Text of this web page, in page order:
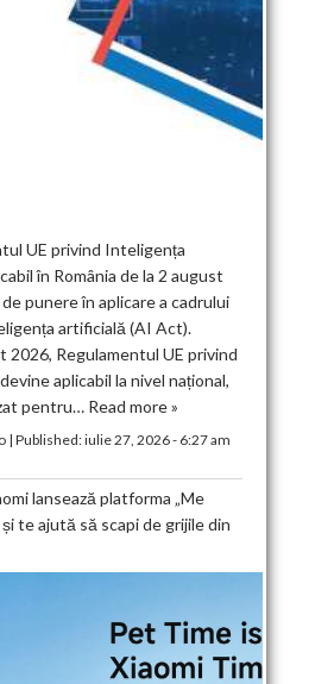
UE privind Inteligența
în România de la 2 august
punere în aplicare a cadrului
artificială (AI Act).
2026, Regulamentul UE privind
aplicabil la nivel național,
pentru… Read more »
| Published:iulie 27, 2026 - 6:27 am
lansează platforma „Me
și te ajută să scapi de grijile din